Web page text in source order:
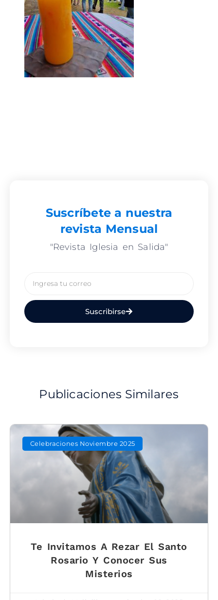
Suscríbete a nuestra
revista Mensual
"Revista Iglesia en Salida"
Suscribirse
Publicaciones Similares
Celebraciones Noviembre 2025
Te Invitamos A Rezar El Santo
Rosario Y Conocer Sus
Misterios